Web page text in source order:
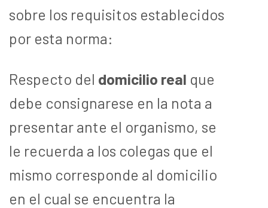
sobre los requisitos establecidos
por esta norma:
Respecto del domicilio real que
debe consignarese en la nota a
presentar ante el organismo, se
le recuerda a los colegas que el
mismo corresponde al domicilio
en el cual se encuentra la